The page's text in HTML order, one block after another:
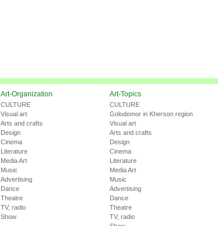
Art-Organization
CULTURE
Visual art
Arts and crafts
Design
Cinema
Literature
Media Art
Music
Advertising
Dance
Theatre
TV, radio
Show
Art-Topics
CULTURE
Golodomor in Kherson region
Visual art
Arts and crafts
Design
Cinema
Literature
Media Art
Music
Advertising
Dance
Theatre
TV, radio